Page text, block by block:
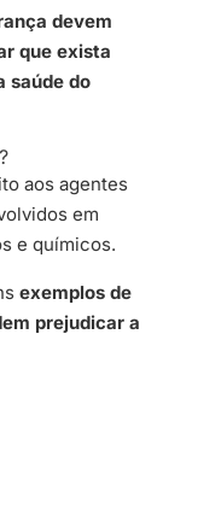
devem
que exista
saúde do
aos agentes
em
e químicos.
exemplos de
prejudicar a